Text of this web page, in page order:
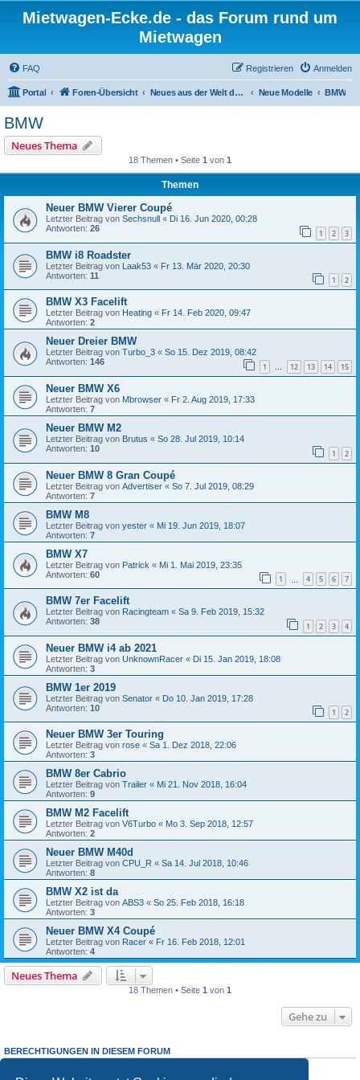
Mietwagen-Ecke.de - das Forum rund um
Mietwagen
FAQ Anmelden
Registrieren
Portal Foren-Übersicht Neues aus der Welt der Autos Neue Modelle BMW
BMW
Neues Thema
18 Themen • Seite 1 von 1
Themen
Neuer BMW Vierer Coupé
Letzter Beitrag von Sechsnull « Di 16. Jun 2020, 00:28
Antworten: 26 1 2 3
BMW i8 Roadster
Letzter Beitrag von Laak53 « Fr 13. Mär 2020, 20:30
Antworten: 11 1 2
BMW X3 Facelift
Letzter Beitrag von Heating « Fr 14. Feb 2020, 09:47
Antworten: 2
Neuer Dreier BMW
Letzter Beitrag von Turbo_3 « So 15. Dez 2019, 08:42
Antworten: 146 1 … 12 13 14 15
Neuer BMW X6
Letzter Beitrag von Mbrowser « Fr 2. Aug 2019, 17:33
Antworten: 7
Neuer BMW M2
Letzter Beitrag von Brutus « So 28. Jul 2019, 10:14
Antworten: 10 1 2
Neuer BMW 8 Gran Coupé
Letzter Beitrag von Advertiser « So 7. Jul 2019, 08:29
Antworten: 7
BMW M8
Letzter Beitrag von yester « Mi 19. Jun 2019, 18:07
Antworten: 7
BMW X7
Letzter Beitrag von Patrick « Mi 1. Mai 2019, 23:35
Antworten: 60 1 4 5 6 7
BMW 7er Facelift
Letzter Beitrag von Racingteam « Sa 9. Feb 2019, 15:32
Antworten: 38 1 2 3 4
Neuer BMW i4 ab 2021
Letzter Beitrag von UnknownRacer « Di 15. Jan 2019, 18:08
Antworten: 3
BMW 1er 2019
Letzter Beitrag von Senator « Do 10. Jan 2019, 17:28
Antworten: 10 1 2
Neuer BMW 3er Touring
Letzter Beitrag von rose « Sa 1. Dez 2018, 22:06
Antworten: 3
BMW 8er Cabrio
Letzter Beitrag von Trailer « Mi 21. Nov 2018, 16:04
Antworten: 9
BMW M2 Facelift
Letzter Beitrag von V6Turbo « Mo 3. Sep 2018, 12:57
Antworten: 2
Neuer BMW M40d
Letzter Beitrag von CPU_R « Sa 14. Jul 2018, 10:46
Antworten: 8
BMW X2 ist da
Letzter Beitrag von ABS3 « So 25. Feb 2018, 16:18
Antworten: 3
Neuer BMW X4 Coupé
Letzter Beitrag von Racer « Fr 16. Feb 2018, 12:01
Antworten: 4
Neues Thema
18 Themen • Seite 1 von 1
Gehe zu
BERECHTIGUNGEN IN DIESEM FORUM
Du darfst
keine Antworten zu Themen in diesem Forum erstellen.